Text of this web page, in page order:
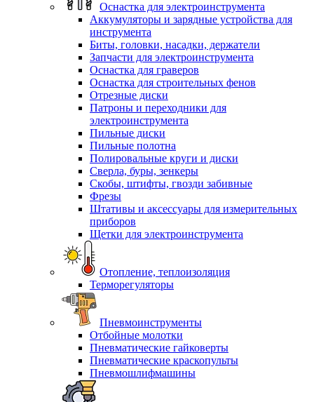
Оснастка для электроинструмента
Аккумуляторы и зарядные устройства для
инструмента
Биты, головки, насадки, держатели
Запчасти для электроинструмента
Оснастка для граверов
Оснастка для строительных фенов
Отрезные диски
Патроны и переходники для
электроинструмента
Пильные диски
Пильные полотна
Полировальные круги и диски
Сверла, буры, зенкеры
Скобы, штифты, гвозди забивные
Фрезы
Штативы и аксессуары для измерительных
приборов
Щетки для электроинструмента
Отопление, теплоизоляция
Терморегуляторы
Пневмоинструменты
Отбойные молотки
Пневматические гайковерты
Пневматические краскопульты
Пневмошлифмашины